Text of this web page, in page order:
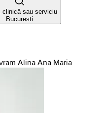
clinică sau serviciu
Bucuresti
Alina Ana Maria